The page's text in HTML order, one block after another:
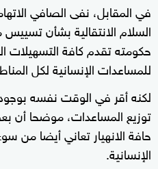
في المقابل، نفى الصافي
السلام الانتقالية بشأن
حكومته تقدم كافة التسهيلات
للمساعدات الإنسانية لكل
لكنه أقر في الوقت نفسه
توزيع المساعدات، موضحا أن
حافة الانهيار تعاني أيضا من
الإنسانية.